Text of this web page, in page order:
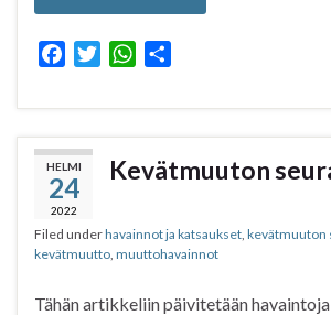
c
e
b
o
o
k
i
t
W
a
t
A
p
a
r
e
HELMI
24
2022
Kevätmuuton
Filed underhavainnot ja katsaukset kevätmuuton
kevätmuutto muuttohavainnot
Tähän artikkeliin päivitetään